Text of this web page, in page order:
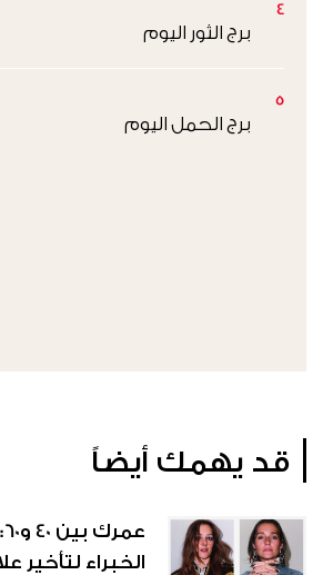
4
برج الثور اليوم
5
برج الحمل اليوم
قد يهمك أيضاً
الخبراء لتأخير